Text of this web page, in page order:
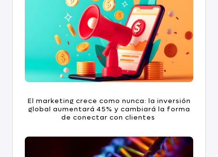
El marketing crece como nunca: la inversión
global aumentará 45% y cambiará la forma
de conectar con clientes